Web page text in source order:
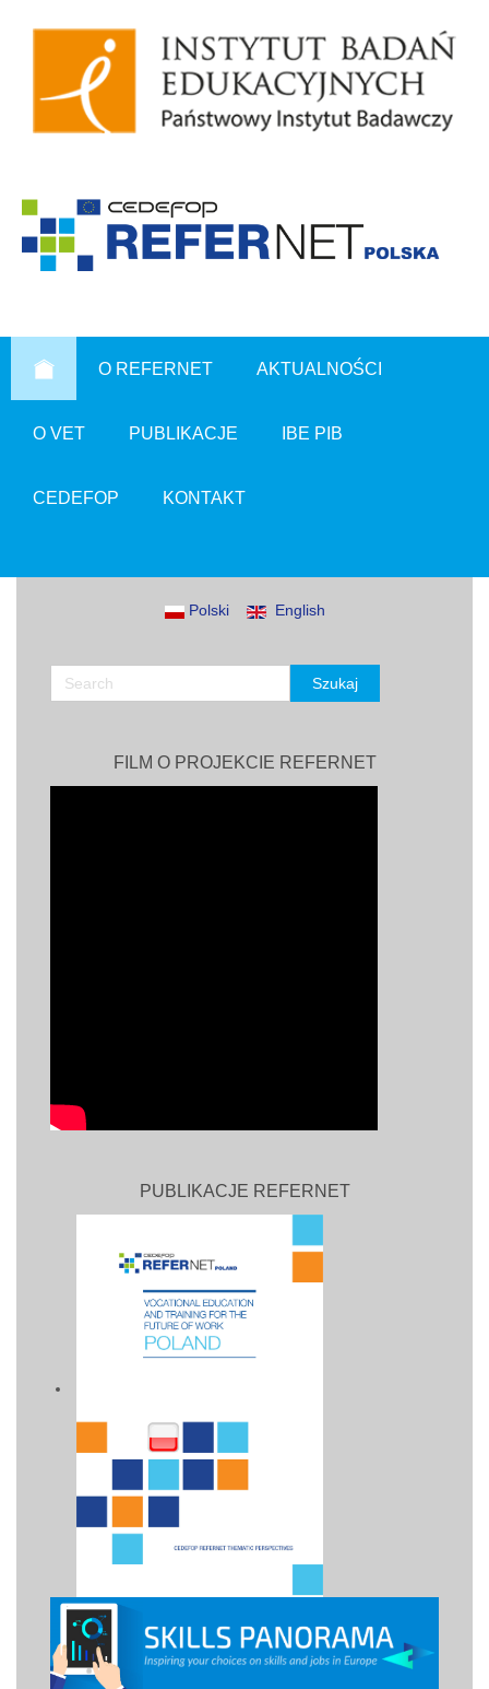
O REFERNET AKTUALNOŚCI
O VET PUBLIKACJE IBE PIB
CEDEFOP KONTAKT
Polski English
FILM O PROJEKCIE REFERNET
PUBLIKACJE REFERNET